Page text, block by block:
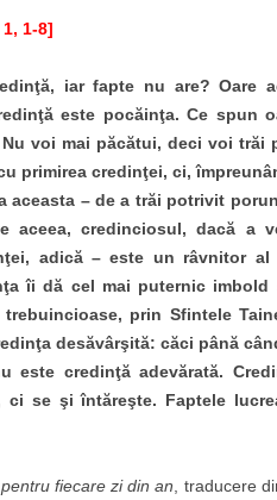
1-8]
iar fapte nu are? Oare
este pocăinţa. Ce spun
voi mai păcătui, deci voi trăi
primirea credinţei, ci,
aceasta – de a trăi potrivit
aceea, credinciosul, dacă a
adică – este un râvnitor al
îi dă cel mai puternic imbold
prin Sfintele
desăvârşită: căci până
este credinţă adevărată.
se şi întăreşte. Faptele
fiecare zi din an , traducere